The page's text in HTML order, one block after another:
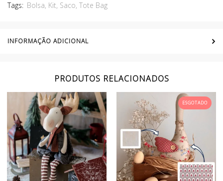
Tags: Bolsa, Kit, Saco, Tote Bag
INFORMAÇÃO ADICIONAL
PRODUTOS RELACIONADOS
ESGOTADO